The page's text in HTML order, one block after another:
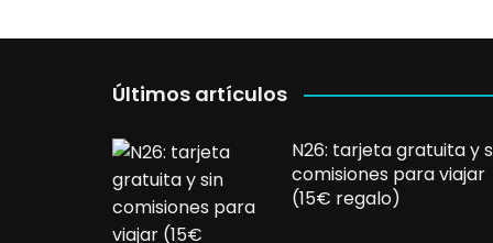
Últimos artículos
N26: tarjeta gratuita y
comisiones para viajar
(15€ regalo)